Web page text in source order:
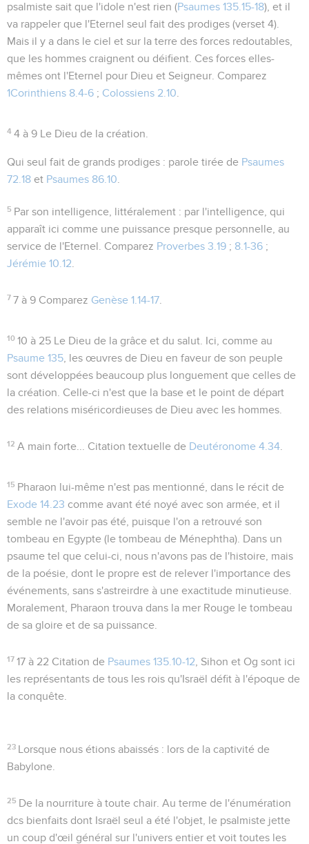
psalmiste sait que l'idole n'est rien (Psaumes 135.15-18), et il
va rappeler que l'Eternel seul fait des prodiges (verset 4).
Mais il y a dans le ciel et sur la terre des forces redoutables,
que les hommes craignent ou déifient. Ces forces elles-
mêmes ont l'Eternel pour Dieu et Seigneur. Comparez
1Corinthiens 8.4-6 ; Colossiens 2.10
4 4 à 9 Le Dieu de la création.
Qui seul fait de grands prodiges : parole tirée de Psaumes
72.18 et Psaumes 86.10
5 Par son intelligence , littéralement : par l'intelligence , qui
apparaît ici comme une puissance presque personnelle, au
service de l'Eternel. Comparez Proverbes 3.19 ; 8.1-36 ;
Jérémie 10.12
7 7 à 9 Comparez Genèse 1.14-17
10 10 à 25 Le Dieu de la grâce et du salut. Ici, comme au
Psaume 135 , les œuvres de Dieu en faveur de son peuple
sont développées beaucoup plus longuement que celles de
la création. Celle-ci n'est que la base et le point de départ
des relations miséricordieuses de Dieu avec les hommes.
12 A main forte... Citation textuelle de Deutéronome 4.34
15 Pharaon lui-même n'est pas mentionné, dans le récit de
Exode 14.23 comme avant été noyé avec son armée, et il
semble ne l'avoir pas été, puisque l'on a retrouvé son
tombeau en Egypte (le tombeau de Ménephtha). Dans un
psaume tel que celui-ci, nous n'avons pas de l'histoire, mais
de la poésie, dont le propre est de relever l'importance des
événements, sans s'astreirdre à une exactitude minutieuse.
Moralement, Pharaon trouva dans la mer Rouge le tombeau
de sa gloire et de sa puissance.
17 17 à 22 Citation de Psaumes 135.10-12 Sihon et Og sont ici
les représentants de tous les rois qu'Israël défit à l'époque de
la conquête.
23 Lorsque nous étions abaissés : lors de la captivité de
Babylone.
25 De la nourriture à toute chair . Au terme de l'énumération
dcs bienfaits dont Israël seul a été l'objet, le psalmiste jette
un coup d'œil général sur l'univers entier et voit toutes les